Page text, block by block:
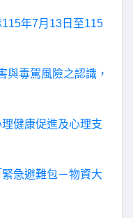
年7月13日至115
與毒駕風險之認識，
健康促進及心理支
急避難包－物資大